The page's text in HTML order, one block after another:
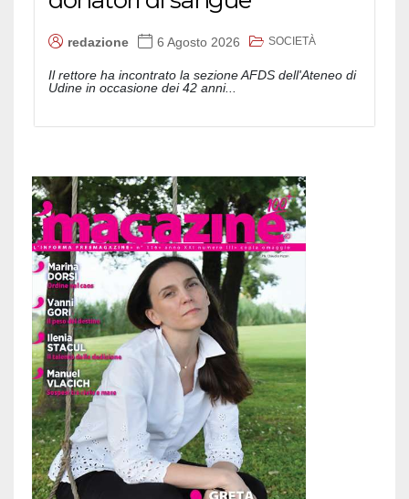
redazione 6 Agosto 2026 SOCIETÀ
Il rettore ha incontrato la sezione AFDS dell'Ateneo di
Udine in occasione dei 42 anni...